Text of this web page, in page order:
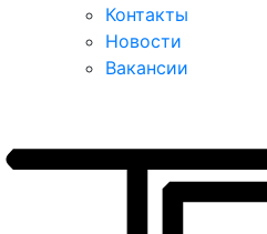
Контакты
Новости
Вакансии